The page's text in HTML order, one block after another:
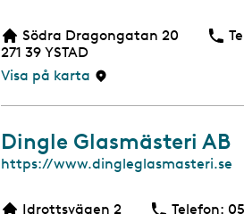
b
s
i
a
Södra Dragongatan 20
271 39 YSTAD
Visa på karta
Dingle Glasmästeri AB
W
https://www.dingleglasmasteri.se
Idrottsvägen 2
Telefon: